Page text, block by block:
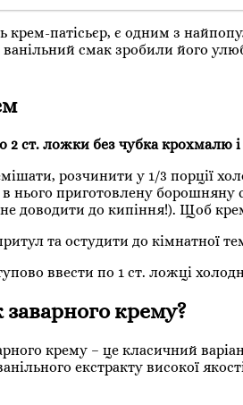
патісьєр, є одним з
смак зробили його
ст. ложки без чубка крохмалю
розчинити у 1/3 порції
нього приготовлену борошняну
доводити до кипіння!). Щоб
та остудити до кімнатної
ввести по 1 ст. ложці
крему?
крему – це класичний
екстракту високої